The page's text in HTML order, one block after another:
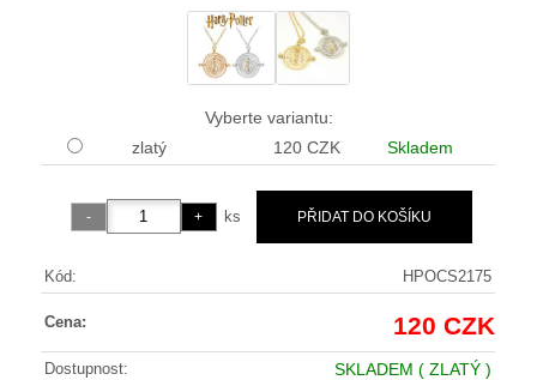
Vyberte variantu:
zlatý
120 CZK Skladem
ks
Kód: HPOCS2175
Cena: 120 CZK
Dostupnost: SKLADEM ( ZLATÝ )